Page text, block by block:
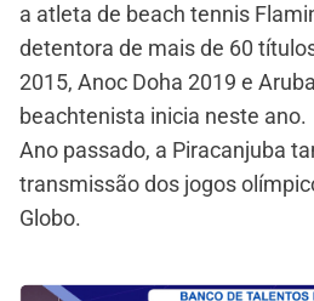
a atleta de beach tennis
detentora de mais de 60
2015, Anoc Doha 2019 e
beachtenista inicia neste ano.
Ano passado, a Piracanjuba
transmissão dos jogos
Globo.